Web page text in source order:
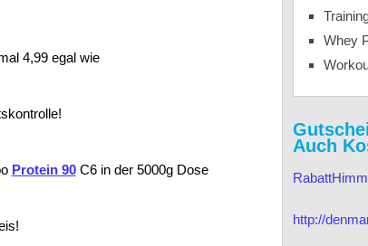
4,99 egal wie
Protein 90C6 in der 5000g Dose
Whey
Auch
http://